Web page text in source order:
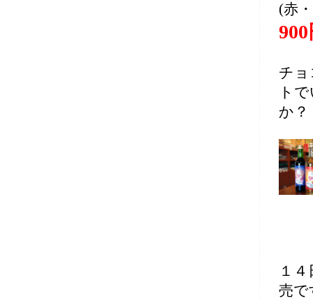
(赤
チ
ト
か？
１
売で